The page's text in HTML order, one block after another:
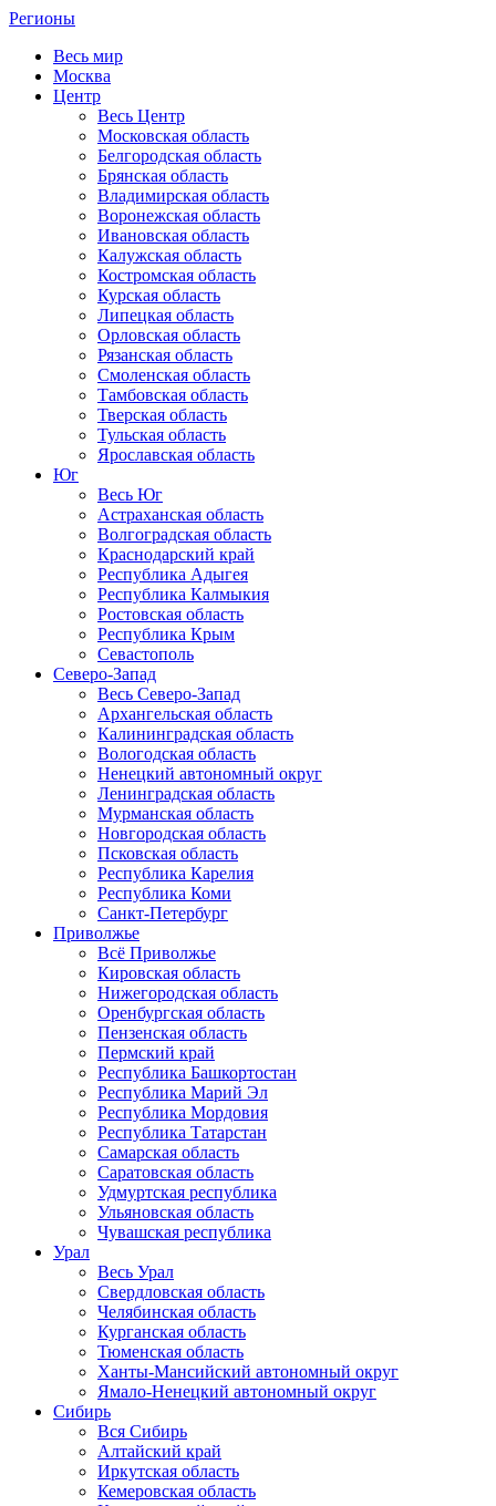
Регионы
Весь мир
Москва
Центр
Весь Центр
Московская область
Белгородская область
Брянская область
Владимирская область
Воронежская область
Ивановская область
Калужская область
Костромская область
Курская область
Липецкая область
Орловская область
Рязанская область
Смоленская область
Тамбовская область
Тверская область
Тульская область
Ярославская область
Юг
Весь Юг
Астраханская область
Волгоградская область
Краснодарский край
Республика Адыгея
Республика Калмыкия
Ростовская область
Республика Крым
Севастополь
Северо-Запад
Весь Северо-Запад
Архангельская область
Калининградская область
Вологодская область
Ненецкий автономный округ
Ленинградская область
Мурманская область
Новгородская область
Псковская область
Республика Карелия
Республика Коми
Санкт-Петербург
Приволжье
Всё Приволжье
Кировская область
Нижегородская область
Оренбургская область
Пензенская область
Пермский край
Республика Башкортостан
Республика Марий Эл
Республика Мордовия
Республика Татарстан
Самарская область
Саратовская область
Удмуртская республика
Ульяновская область
Чувашская республика
Урал
Весь Урал
Свердловская область
Челябинская область
Курганская область
Тюменская область
Ханты-Мансийский автономный округ
Ямало-Ненецкий автономный округ
Сибирь
Вся Сибирь
Алтайский край
Иркутская область
Кемеровская область